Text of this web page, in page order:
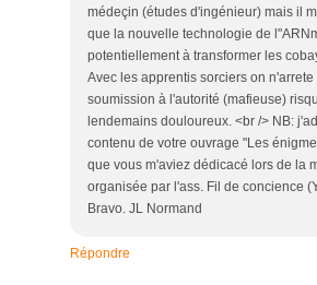
médeçin (études d'ingénieur) mais il
que la nouvelle technologie de
potentiellement à transformer les
Avec les apprentis sorciers on
soumission à l'autorité (mafieuse)
lendemains douloureux. <br /> NB:
contenu de votre ouvrage "Les
que vous m'aviez dédicacé lors de la
organisée par l'ass. Fil de concience
Bravo. JL Normand
Répondre